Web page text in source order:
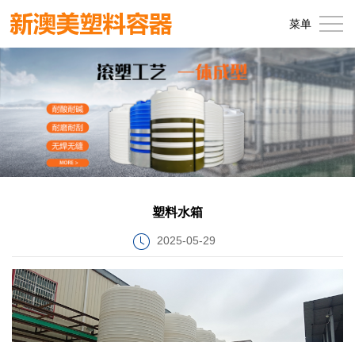
菜单
首
页
关
于
们
产
中
区
新
心
我
们
塑料水箱
2025-05-29